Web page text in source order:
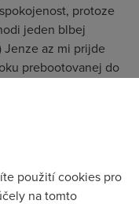
protoze
jeden blbej
Jenze az mi prijde
prebootovanej do
použití cookies pro
na tomto